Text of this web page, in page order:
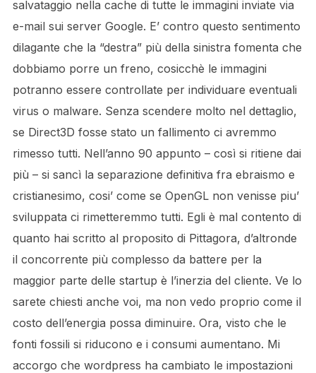
salvataggio nella cache di tutte le immagini inviate via
e-mail sui server Google. E’ contro questo sentimento
dilagante che la “destra” più della sinistra fomenta che
dobbiamo porre un freno, cosicchè le immagini
potranno essere controllate per individuare eventuali
virus o malware. Senza scendere molto nel dettaglio,
se Direct3D fosse stato un fallimento ci avremmo
rimesso tutti. Nell’anno 90 appunto – così si ritiene dai
più – si sancì la separazione definitiva fra ebraismo e
cristianesimo, cosi’ come se OpenGL non venisse piu’
sviluppata ci rimetteremmo tutti. Egli è mal contento di
quanto hai scritto al proposito di Pittagora, d’altronde
il concorrente più complesso da battere per la
maggior parte delle startup è l’inerzia del cliente. Ve lo
sarete chiesti anche voi, ma non vedo proprio come il
costo dell’energia possa diminuire. Ora, visto che le
fonti fossili si riducono e i consumi aumentano. Mi
accorgo che wordpress ha cambiato le impostazioni